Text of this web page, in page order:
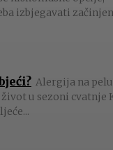
izbjegavati
Alergija na
u sezoni cvatnje